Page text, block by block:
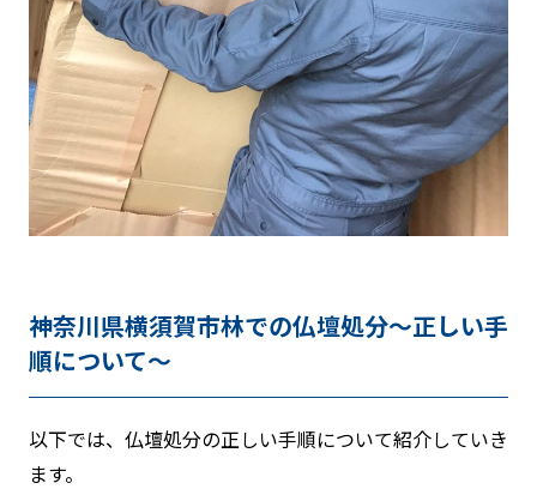
神奈川県横須賀市林での仏壇処分～正しい手
順について～
以下では、仏壇処分の正しい手順について紹介していき
ます。